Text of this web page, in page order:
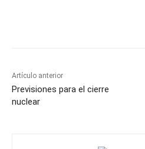
Artículo anterior
Previsiones para el cierre
nuclear